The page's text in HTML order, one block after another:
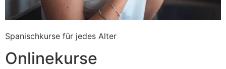
Spanischkurse für jedes Alter
Onlinekurse